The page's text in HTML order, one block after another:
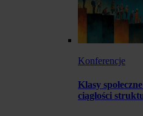
Konferencje
Klasy
ciągłości